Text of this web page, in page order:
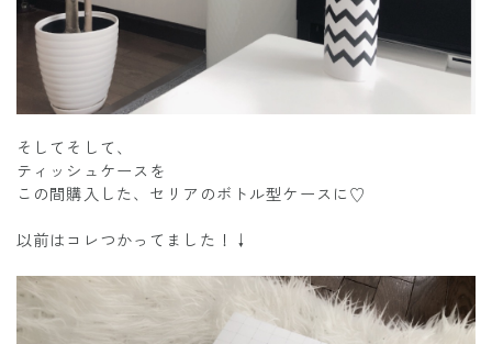
そしてそして、
ティッシュケースを
この間購入した、セリアのボトル型ケースに♡
以前はコレつかってました！↓